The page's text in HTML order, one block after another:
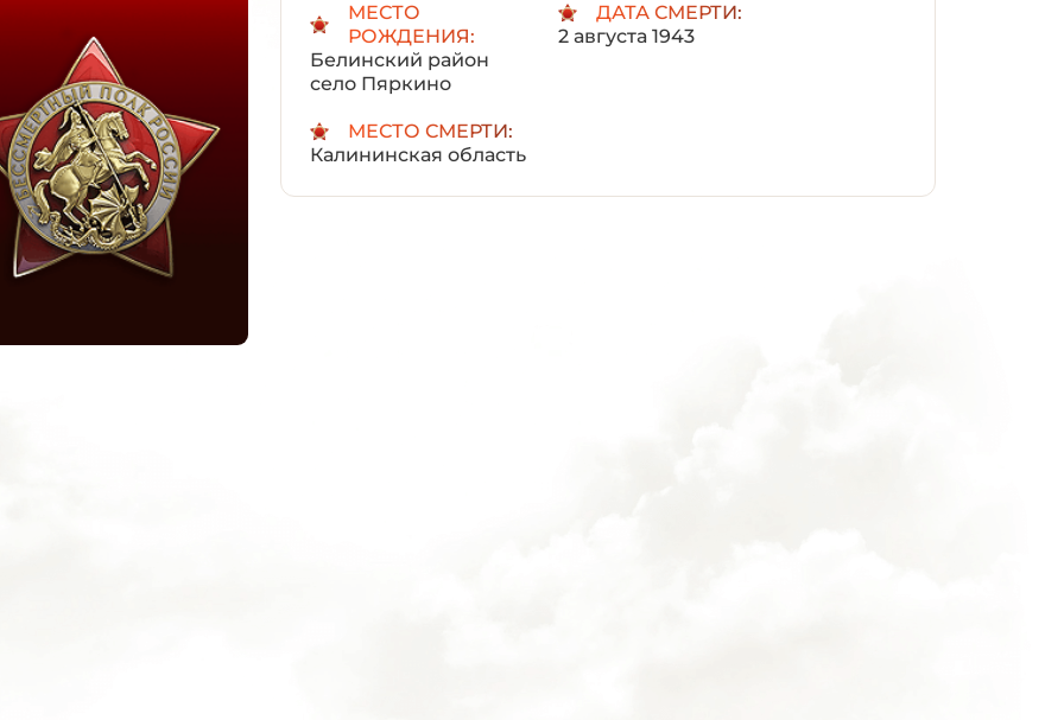
МЕСТО
РОЖДЕНИЯ:
Белинский район
село Пяркино
ДАТА СМЕРТИ:
2 августа 1943
МЕСТО СМЕРТИ:
Калининская область